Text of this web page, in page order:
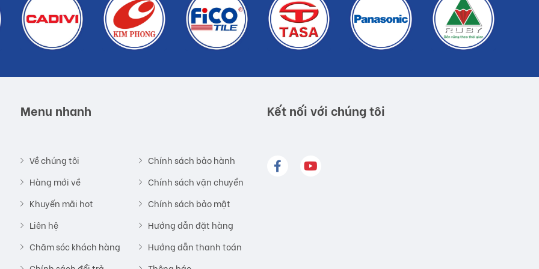
nên các họa tiết chân thật và độc đáo. Các mẫu mã gạch ốp
của khách hàng hiện nay, vì thế các sản phẩm đều được khách
tế do công nghệ chụp hình và ánh sáng
hàng
Menu nhanh
Về chúng tôi
Hàng mới về
Khuyến mãi hot
Liên hệ
Chăm sóc khách hàng
Chính sách bảo hành
Chính sách vận chuyển
Chính sách bảo mật
Hướng dẫn đặt hàng
Hướng dẫn thanh toán
Kết nối với chúng tôi